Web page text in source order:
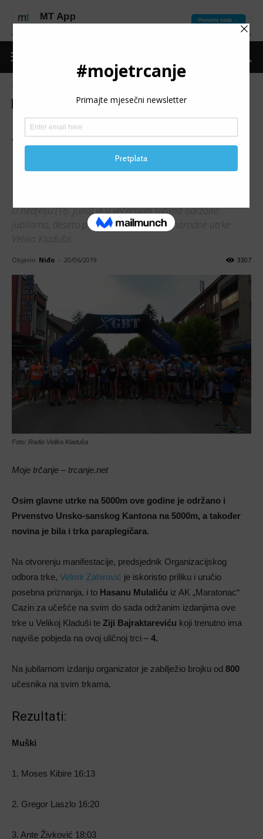
10. MEĐUNARODNA UTRKA
VELIKA KLADUŠA: Najviše
učesnika do sada, Kenijci
U nedjelju (16. juna) je u večernjim satima održano
jubilarno, deseto po redu, izdanje Međunarodne utrke
Velika Kladuša.
Objavio Niđo - 20/06/2019 3307
Foto: Radio Velika Kladuša
Moje trčanje – trcanje.net
Osim glavne utrke na 5000m ove godine je održano i
Prvenstvo Unsko-sanskog Kantona na 5000m, a također
novina je bila i trka paraplegičara.
Na otvorenju manifestacije, predsjednik Organizacijskog
odbora trke, Velmir Zahirović je iskoristio priliku i uručio
posebna priznanja, i to Hasanu Mulaliću iz AK „Maratonac“
Cazin za učešće na svim do sada održanim izdanjima ove
trke u Velikoj Kladuši te Ziji Bajraktareviću koji trenutno ima
najviše pobjeda na ovoj uličnoj trci – 4.
Na jubilarnom izdanju organizator je zabilježio brojku od 800
učesnika na svim trkama.
Rezultati:
Muški
1. Moses Kibire 16:13
2. Gregor Laszlo 16:20
3. Ante Živković 18:03